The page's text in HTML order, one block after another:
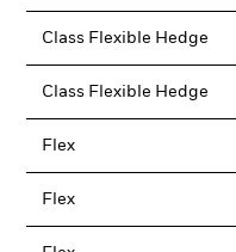
Class Flexible Hedge
Class Flexible Hedge
Flex
Flex